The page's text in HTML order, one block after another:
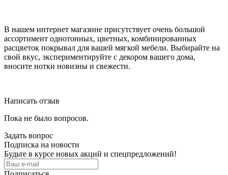
В нашем интернет магазине присутствует очень большой
ассортимент однотонных, цветных, комбинированных
расцветок покрывал для вашей мягкой мебели. Выбирайте на
свой вкус, экспериментируйте с декором вашего дома,
вносите нотки новизны и свежести.
Написать отзыв
Пока не было вопросов.
Задать вопрос
Подписка на новости
Будьте в курсе новых акций и спецпредложений!